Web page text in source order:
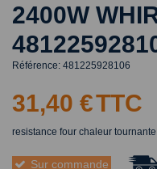
2400W
Référence: 481225928106
31,40 €TTC
resistance four chaleur
Sur commande